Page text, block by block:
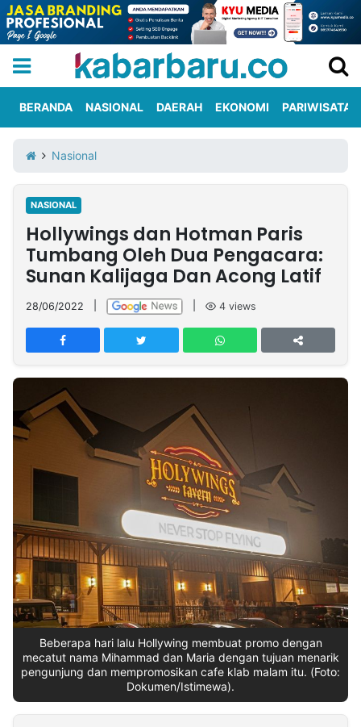
Iklan
Berita
Kami
Nasional
International
Olahraga
Entertainment
Daerah
Pariwisata
Kuliner
Kolom
Network
PT
TREETAN
INDONESIA
Partner
Insight
Idealita
Dinamikapost.com
Seedbacklink
Follow
Kabarbaru
BERANDA NASIONAL DAERAH EKONOMI PARIWISATA
Nasional
NASIONAL
Hollywings dan Hotman Paris
Tumbang Oleh Dua Pengacara:
Sunan Kalijaga Dan Acong Latif
28/06/2022 4 views
Beberapa hari lalu Hollywing membuat promo dengan
mecatut nama Mihammad dan Maria dengan tujuan menarik
pengunjung dan mempromosikan cafe klab malam itu. (Foto:
Dokumen/Istimewa).